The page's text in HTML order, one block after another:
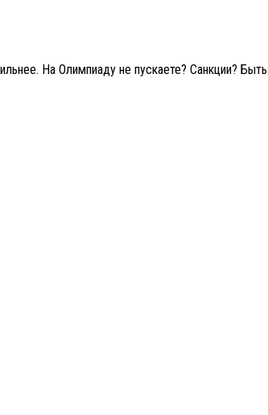
На Олимпиаду не пускаете? Санкции?